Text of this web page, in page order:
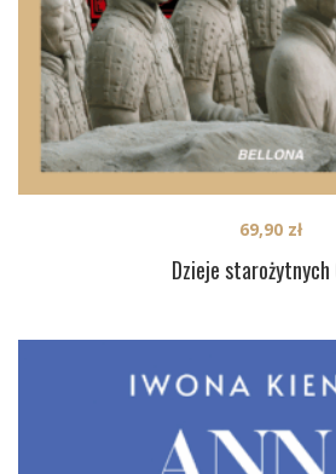
Dzieje starożytnych
69,90 zł